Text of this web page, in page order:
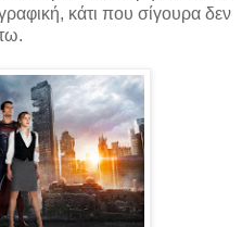
κάτι που σίγουρα δεν